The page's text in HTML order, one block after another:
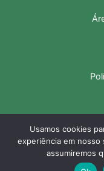
Copyright © 2026
Atendimento:11
Usamos cookies
experiência em
assumiremos